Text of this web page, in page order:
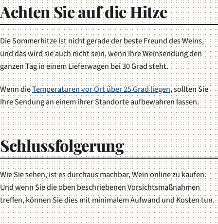
Achten Sie auf die Hitze
Die Sommerhitze ist nicht gerade der beste Freund des Weins,
und das wird sie auch nicht sein, wenn Ihre Weinsendung den
ganzen Tag in einem Lieferwagen bei 30 Grad steht.
Wenn dieTemperaturen vor Ort über 25 Grad liegen, sollten Sie
Ihre Sendung an einem ihrer Standorte aufbewahren lassen.
Schlussfolgerung
Wie Sie sehen, ist es durchaus machbar, Wein online zu kaufen.
Und wenn Sie die oben beschriebenen Vorsichtsmaßnahmen
treffen, können Sie dies mit minimalem Aufwand und Kosten tun.